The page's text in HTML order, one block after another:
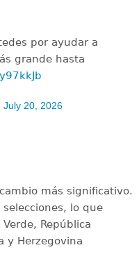
por ayudar a
grande hasta
July 20, 2026
más significativo.
lo que
República
y Herzegovina